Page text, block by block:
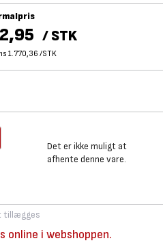
/STK
1.770,36/STK
Det er ikke muligt at
afhente denne vare.
tillægges
online i webshoppen.